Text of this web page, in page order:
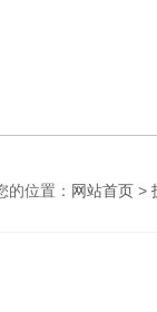
的位置： 网站首页 >